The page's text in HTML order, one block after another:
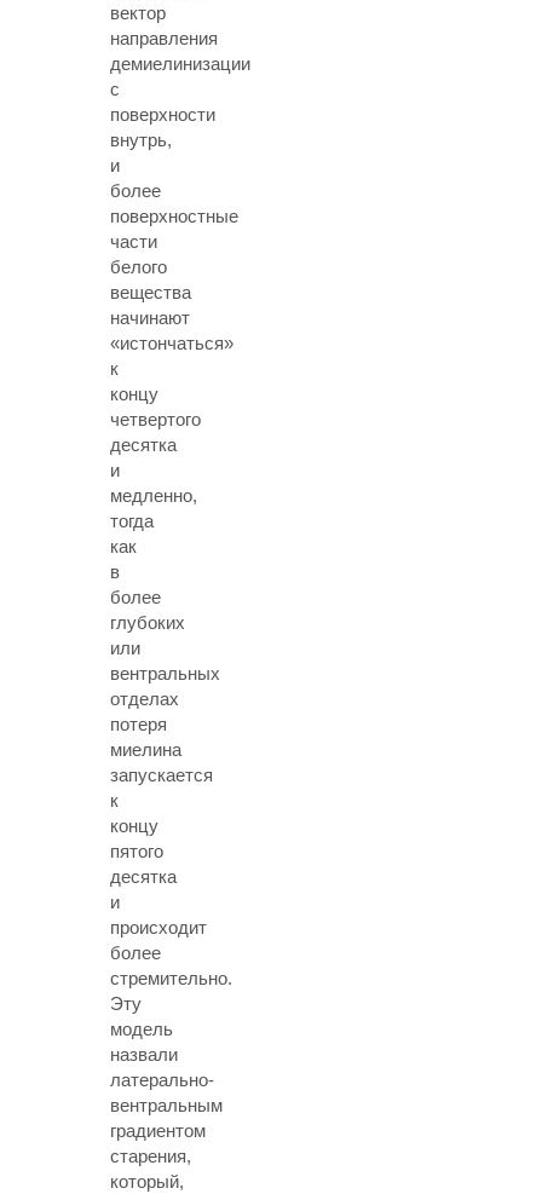
вектор
направления
демиелинизации
с
поверхности
внутрь,
и
более
поверхностные
части
белого
вещества
начинают
«истончаться»
к
концу
четвертого
десятка
и
медленно,
тогда
как
в
более
глубоких
или
вентральных
отделах
потеря
миелина
запускается
к
концу
пятого
десятка
и
происходит
более
стремительно.
Эту
модель
назвали
латерально-
вентральным
градиентом
старения,
который,